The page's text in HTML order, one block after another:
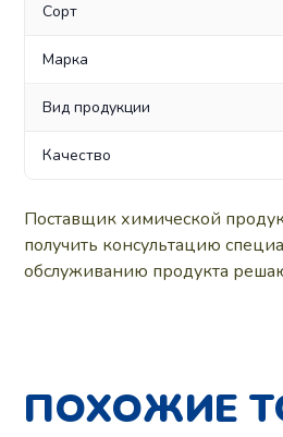
Сорт
Марка
Вид продукции
Качество
Поставщик химической
получить консультацию
обслуживанию продукта
ПОХОЖИЕ